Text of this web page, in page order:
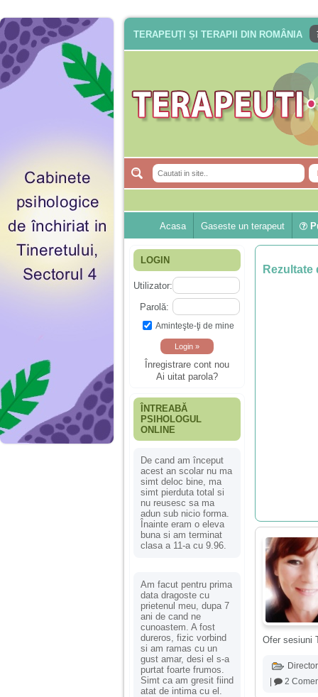
TERAPEUȚI ȘI TERAPII DIN ROMÂNIA
Acasa Gaseste un terapeut
LOGIN
Utilizator:
Parolă:
Aminteşte-ţi de mine
Înregistrare cont nou
Ai uitat parola?
ÎNTREABĂ
PSIHOLOGUL
ONLINE
De cand am început
acest an scolar nu ma
simt deloc bine, ma
simt pierduta total si
nu reusesc sa ma
adun sub nicio forma.
Înainte eram o eleva
buna si am terminat
clasa a 11-a cu 9.96.
Am facut pentru prima
data dragoste cu
prietenul meu, dupa 7
ani de cand ne
cunoastem. A fost
dureros, fizic vorbind
si am ramas cu un
gust amar, desi el s-a
purtat foarte frumos.
Simt ca am gresit fiind
atat de intima cu el.
Rezultate
Ofer sesiuni
2